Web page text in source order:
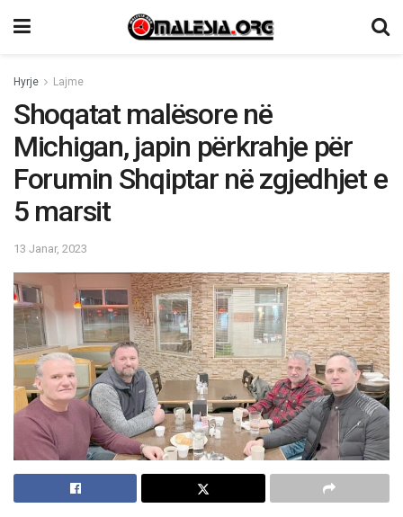
Hyrje Lajme
Shoqatat malësore në
Michigan, japin përkrahje për
Forumin Shqiptar në zgjedhjet e
5 marsit
13 Janar, 2023